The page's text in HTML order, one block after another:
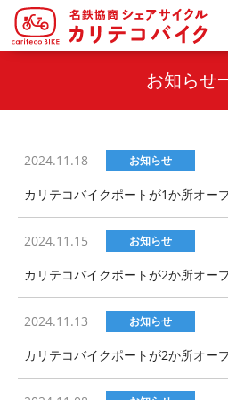
お知らせ
2024.11.18 お知らせ
カリテコバイクポートが1か所オー
2024.11.15 お知らせ
カリテコバイクポートが2か所オー
2024.11.13 お知らせ
カリテコバイクポートが2か所オー